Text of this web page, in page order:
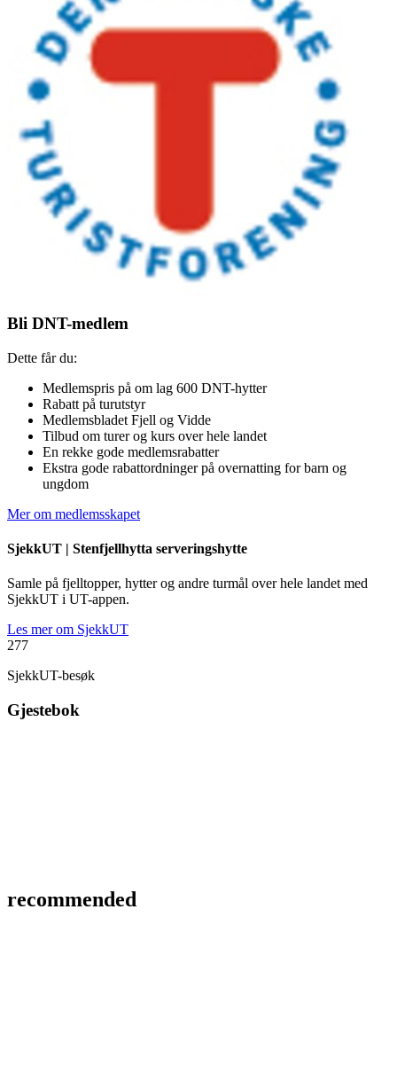
Bli DNT-medlem
Dette får du:
Medlemspris på om lag 600 DNT-hytter
Rabatt på turutstyr
Medlemsbladet Fjell og Vidde
Tilbud om turer og kurs over hele landet
En rekke gode medlemsrabatter
Ekstra gode rabattordninger på overnatting for barn og
ungdom
Mer om medlemsskapet
SjekkUT | Stenfjellhytta serveringshytte
Samle på fjelltopper, hytter og andre turmål over hele landet med
SjekkUT i UT-appen.
Les mer om SjekkUT
277
SjekkUT-besøk
Gjestebok
recommended